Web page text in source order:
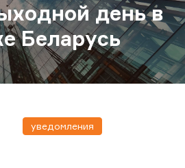
день в
Беларусь
уведомления